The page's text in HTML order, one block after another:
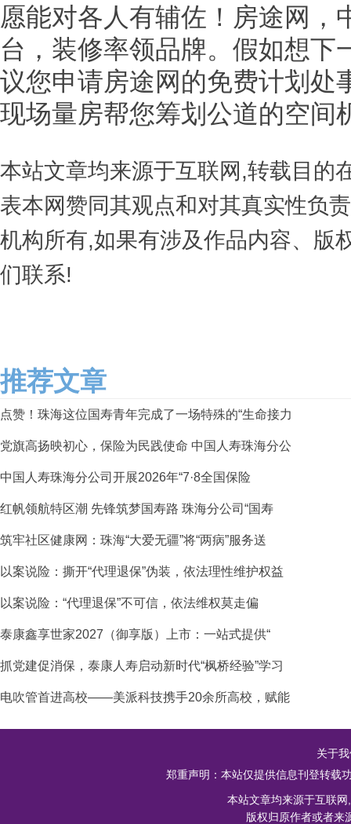
愿能对各人有辅佐！房途网，
台，装修率领品牌。假如想下
议您申请房途网的免费计划处
现场量房帮您筹划公道的空间
本站文章均来源于互联网,转载目的
表本网赞同其观点和对其真实性负
机构所有,如果有涉及作品内容、版
们联系!
推荐文章
点赞！珠海这位国寿青年完成了一场特殊的“生命接力
党旗高扬映初心，保险为民践使命 中国人寿珠海分公
中国人寿珠海分公司开展2026年“7·8全国保险
红帆领航特区潮 先锋筑梦国寿路 珠海分公司“国寿
筑牢社区健康网：珠海“大爱无疆”将“两病”服务送
以案说险：撕开“代理退保”伪装，依法理性维护权益
以案说险：“代理退保”不可信，依法维权莫走偏
泰康鑫享世家2027（御享版）上市：一站式提供“
抓党建促消保，泰康人寿启动新时代“枫桥经验”学习
电吹管首进高校——美派科技携手20余所高校，赋能
关于
郑重声明：本站仅提供信息刊登转载
本站文章均来源于互联
版权归原作者或者来